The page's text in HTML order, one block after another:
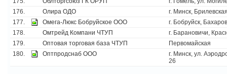
176.
Олира ОДО
г. Минск,
177.
Омега-Люкс Бобруйское ООО
г. Бобруйск,
178.
Омтрейд Компани ЧТУП
г. Барановичи,
179.
Оптовая торговая база ЧТУП
Первомайская
180.
Оптпродснаб ООО
г. Минск, ул.
26